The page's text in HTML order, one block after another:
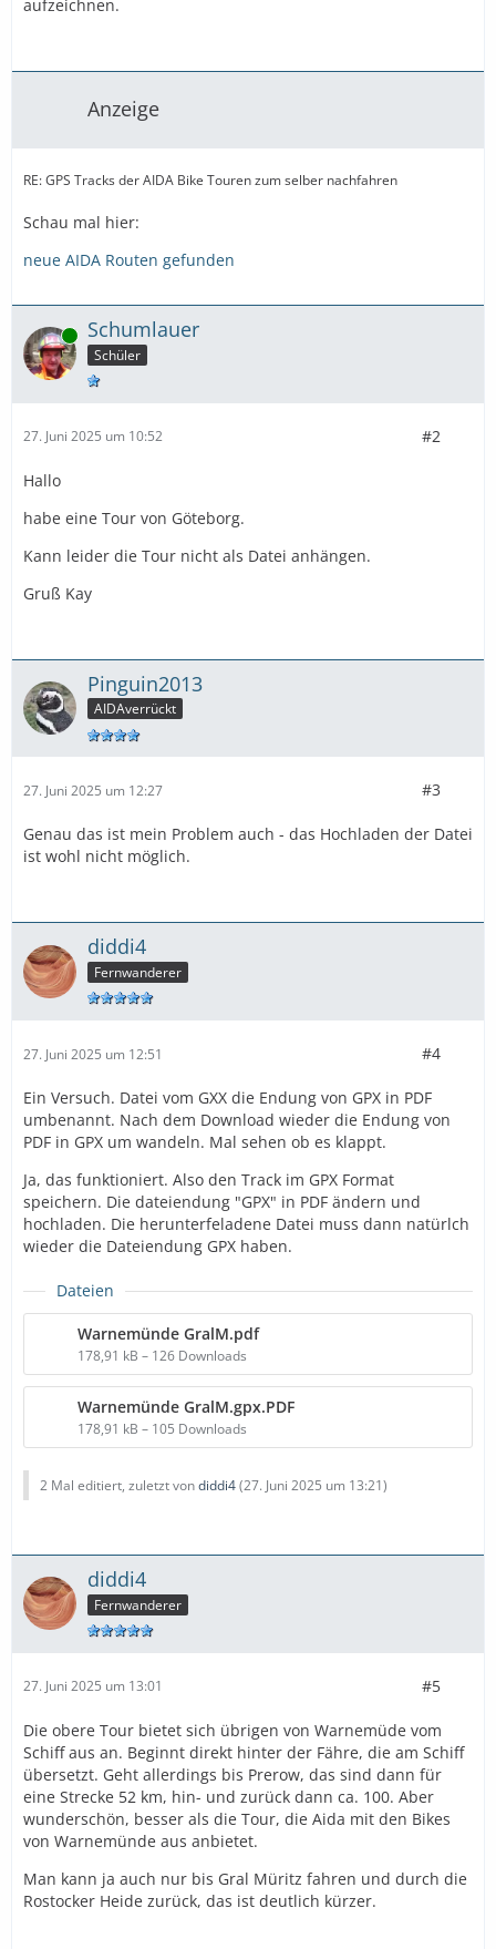
aufzeichnen.
Anzeige
RE: GPS Tracks der AIDA Bike Touren zum selber nachfahren
Schau mal hier:
neue AIDA Routen gefunden
Online Schumlauer
Schüler
27. Juni 2025 um 10:52 #2
Hallo
habe eine Tour von Göteborg.
Kann leider die Tour nicht als Datei anhängen.
Gruß Kay
Pinguin2013
AIDAverrückt
27. Juni 2025 um 12:27 #3
Genau das ist mein Problem auch - das Hochladen der Datei
ist wohl nicht möglich.
diddi4
Fernwanderer
27. Juni 2025 um 12:51 #4
Ein Versuch. Datei vom GXX die Endung von GPX in PDF
umbenannt. Nach dem Download wieder die Endung von
PDF in GPX um wandeln. Mal sehen ob es klappt.
Ja, das funktioniert. Also den Track im GPX Format
speichern. Die dateiendung "GPX" in PDF ändern und
hochladen. Die herunterfeladene Datei muss dann natürlch
wieder die Dateiendung GPX haben.
Dateien
Warnemünde GralM.pdf
178,91 kB – 126 Downloads
Warnemünde GralM.gpx.PDF
178,91 kB – 105 Downloads
2 Mal editiert, zuletzt vondiddi4(27. Juni 2025 um 13:21)
diddi4
Fernwanderer
27. Juni 2025 um 13:01 #5
Die obere Tour bietet sich übrigen von Warnemüde vom
Schiff aus an. Beginnt direkt hinter der Fähre, die am Schiff
übersetzt. Geht allerdings bis Prerow, das sind dann für
eine Strecke 52 km, hin- und zurück dann ca. 100. Aber
wunderschön, besser als die Tour, die Aida mit den Bikes
von Warnemünde aus anbietet.
Man kann ja auch nur bis Gral Müritz fahren und durch die
Rostocker Heide zurück, das ist deutlich kürzer.